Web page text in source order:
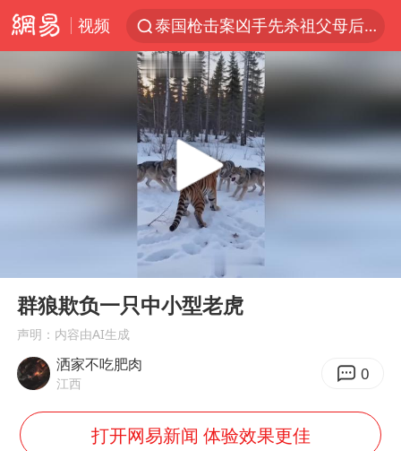
视频
泰国枪击案凶手先杀祖父母后行凶
官方通报教师招聘笔试前13名被淘汰
女子开一天一夜空调后二氧化碳中毒
汪峰阻止14岁女儿买大牌
曝美拒绝乌增购“爱国者”导弹请求
“立秋的第一杯奶茶”又爆单了
女孩摆摊卖菌子时收到北大通知书
Play
群狼欺负一只中小型老虎
声明：内容由AI生成
洒家不吃肥肉
江西 0
打开网易新闻 体验效果更佳